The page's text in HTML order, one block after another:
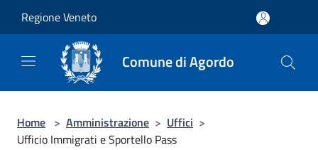
Regione Veneto
Comune di Agordo
Home > Amministrazione > Uffici >
Ufficio Immigrati e Sportello Pass